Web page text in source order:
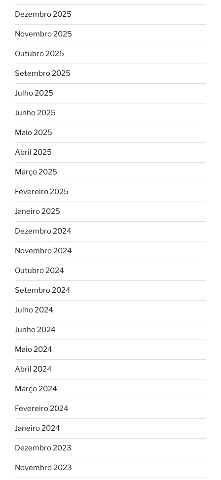
Dezembro 2025
Novembro 2025
Outubro 2025
Setembro 2025
Julho 2025
Junho 2025
Maio 2025
Abril 2025
Março 2025
Fevereiro 2025
Janeiro 2025
Dezembro 2024
Novembro 2024
Outubro 2024
Setembro 2024
Julho 2024
Junho 2024
Maio 2024
Abril 2024
Março 2024
Fevereiro 2024
Janeiro 2024
Dezembro 2023
Novembro 2023